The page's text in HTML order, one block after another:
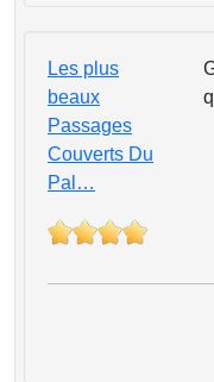
Les plus
beaux
Passages
Couverts Du
Pal…